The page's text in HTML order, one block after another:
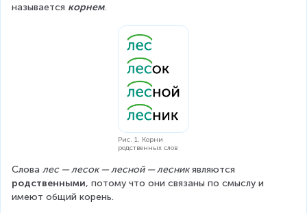
называется корнем.
Рис. 1. Корни
родственных слов
Слова лес — лесок — лесной — лесник являются
родственными, потому что они связаны по смыслу и
имеют общий корень.